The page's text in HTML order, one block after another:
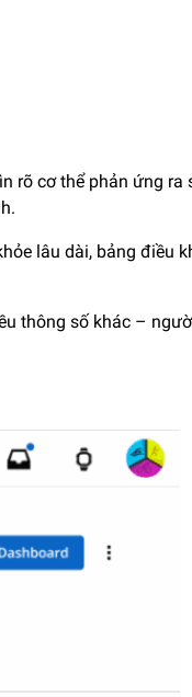
cơ thể phản ứng
lâu dài, bảng điều
thông số khác –